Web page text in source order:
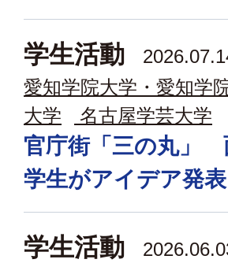
学生活動
愛知学院大学・愛知学
大学
名古屋学芸大学
官庁街「三の丸」
学生がアイデア発表
学生活動